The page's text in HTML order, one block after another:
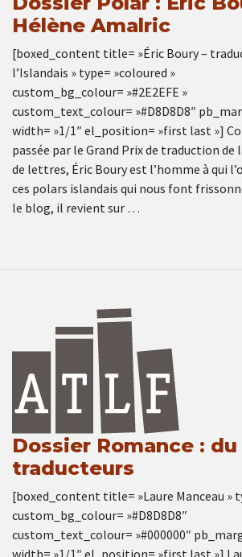
Hélène Amalric
[boxed_content title= »Éric Boury –
l’Islandais » type= »coloured »
custom_bg_colour= »#2E2EFE »
custom_text_colour= »#D8D8D8″
width= »1/1″ el_position= »first last »]
passée par le Grand Prix de traduction de
de lettres, Éric Boury est l’homme à qui
ces polars islandais qui nous font
le blog, il revient sur …
Dossier Romance :
traducteurs
[boxed_content title= »Laure Manceau »
custom_bg_colour= »#D8D8D8″
custom_text_colour= »#000000″